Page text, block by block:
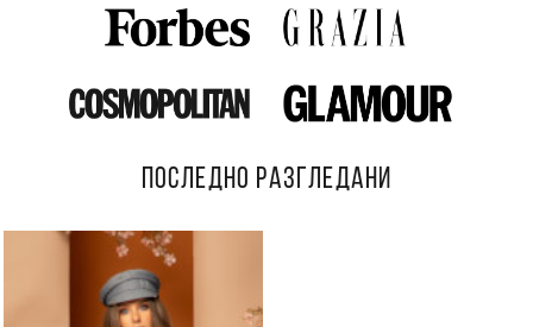
ПОСЛЕДНО РАЗГЛЕДАНИ